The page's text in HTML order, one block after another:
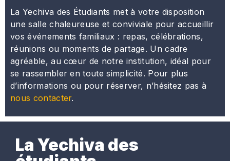
La Yechiva des Étudiants met à votre disposition
une salle chaleureuse et conviviale pour accueillir
vos événements familiaux : repas, célébrations,
réunions ou moments de partage. Un cadre
agréable, au cœur de notre institution, idéal pour
se rassembler en toute simplicité. Pour plus
d’informations ou pour réserver, n’hésitez pas à
nous contacter.
La Yechiva des